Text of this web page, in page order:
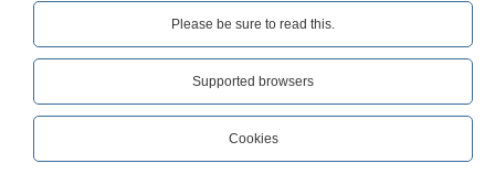
Please be sure to read this.‎
Supported browsers
Cookies